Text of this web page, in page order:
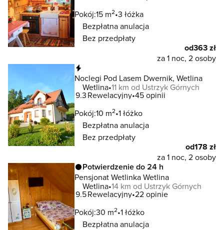
Pokój:15 m2 3 łóżka
Bezpłatna anulacja
Bez przedpłaty
od363 zł
za 1 noc, 2 osoby
Noclegi Pod Lasem Dwernik, Wetlina
Wetlina 11 km od Ustrzyk Górnych
9.3Rewelacyjny 45 opinii
Pokój:10 m2 1 łóżko
Bezpłatna anulacja
Bez przedpłaty
od178 zł
za 1 noc, 2 osoby
Potwierdzenie do 24 h
Pensjonat Wetlinka Wetlina
Wetlina 14 km od Ustrzyk Górnych
9.5Rewelacyjny 22 opinie
Pokój:30 m2 1 łóżko
Bezpłatna anulacja